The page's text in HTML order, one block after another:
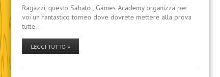
Ragazzi, questo Sabato , Games Academy organizza per
voi un fantastico torneo dove dovrete mettere alla prova
tutte…
LEGGI TUTTO »